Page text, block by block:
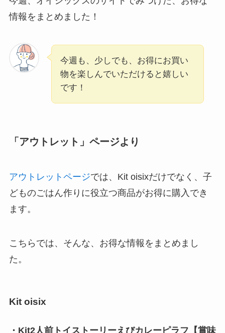
情報をまとめました！
今週も、少しでも、お得にお買い
物を楽しんでいただけると嬉しい
です！
「アウトレット」ページより
アウトレットページでは、Kit oisixだけでなく、子
どものごはん作りに役立つ商品がお得に購入でき
ます。
こちらでは、そんな、お得な情報をまとめまし
た。
Kit oisix
・Kit2人前トイストーリーえびカレーピラフ【賞味